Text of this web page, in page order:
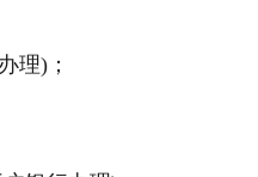
理)；